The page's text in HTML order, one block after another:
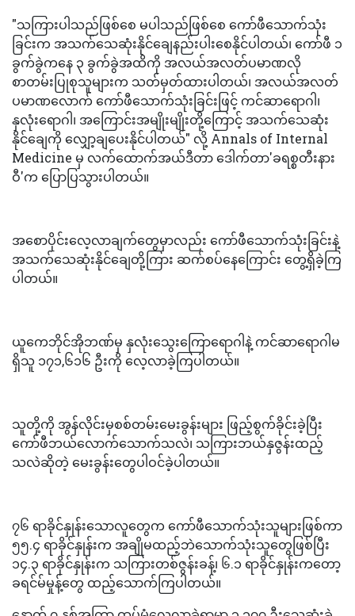
"သကြားပါသည်ဖြစ်စေ မပါသည်ဖြစ်စေ ကော်ဖီသောက်သုံး
ခြင်းက အသက်သေဆုံးနိုင်ချေနည်းပါးစေနိုင်ပါတယ်၊ ကော်ဖီ ၁
ခွက်ခွဲကနေ ၃ ခွက်ခွဲအထိကို အလယ်အလတ်ပမာဏလို
စာတမ်းပြုစုသူများက သတ်မှတ်ထားပါတယ်၊ အလယ်အလတ်
ပမာဏလောက် ကော်ဖီသောက်သုံးခြင်းဖြင့် ကင်ဆာရောဂါ၊
နှလုံးရောဂါ၊ အကြောင်းအမျိုးမျိုးတို့ကြောင့် အသက်သေဆုံး
နိုင်ချေကို လျှော့ချပေးနိုင်ပါတယ်" လို့ Annals of Internal
Medicine မှ လက်ထောက်အယ်ဒီတာ ဒေါက်တာ'ခရစ္စတီးနား
ဝီ'က ပြောပြသွားပါတယ်။
အစောပိုင်းလေ့လာချက်တွေမှာလည်း ကော်ဖီသောက်သုံးခြင်းနဲ့
အသက်သေဆုံးနိုင်ချေတို့ကြား ဆက်စပ်နေကြောင်း တွေ့ရှိခဲ့ကြ
ပါတယ်။
ယူကေဘိုင်အိုဘဏ်မှ နှလုံးသွေးကြောရောဂါနဲ့ ကင်ဆာရောဂါမ
ရှိသူ ၁၇၁,၆၁၆ ဦးကို လေ့လာခဲ့ကြပါတယ်။
သူတို့ကို အွန်လိုင်းမှစစ်တမ်းမေးခွန်းများ ဖြည့်စွက်ခိုင်းခဲ့ပြီး
ကော်ဖီဘယ်လောက်သောက်သလဲ၊ သကြားဘယ်နှဇွန်းထည့်
သလဲဆိုတဲ့ မေးခွန်းတွေပါဝင်ခဲ့ပါတယ်။
၇၆ ရာခိုင်နှုန်းသောလူတွေက ကော်ဖီသောက်သုံးသူများဖြစ်ကာ
၅၅.၄ ရာခိုင်နှုန်းက အချိုမထည့်ဘဲသောက်သုံးသူတွေဖြစ်ပြီး
၁၄.၃ ရာခိုင်နှုန်းက သကြားတစ်ဇွန်းခန့်၊ ၆.၁ ရာခိုင်နှုန်းကတော့
ခရင်မ်မှုန့်တွေ ထည့်သောက်ကြပါတယ်။